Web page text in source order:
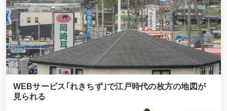
WEBサービス｢れきちず｣で江戸時代の枚方の地図が
見られる